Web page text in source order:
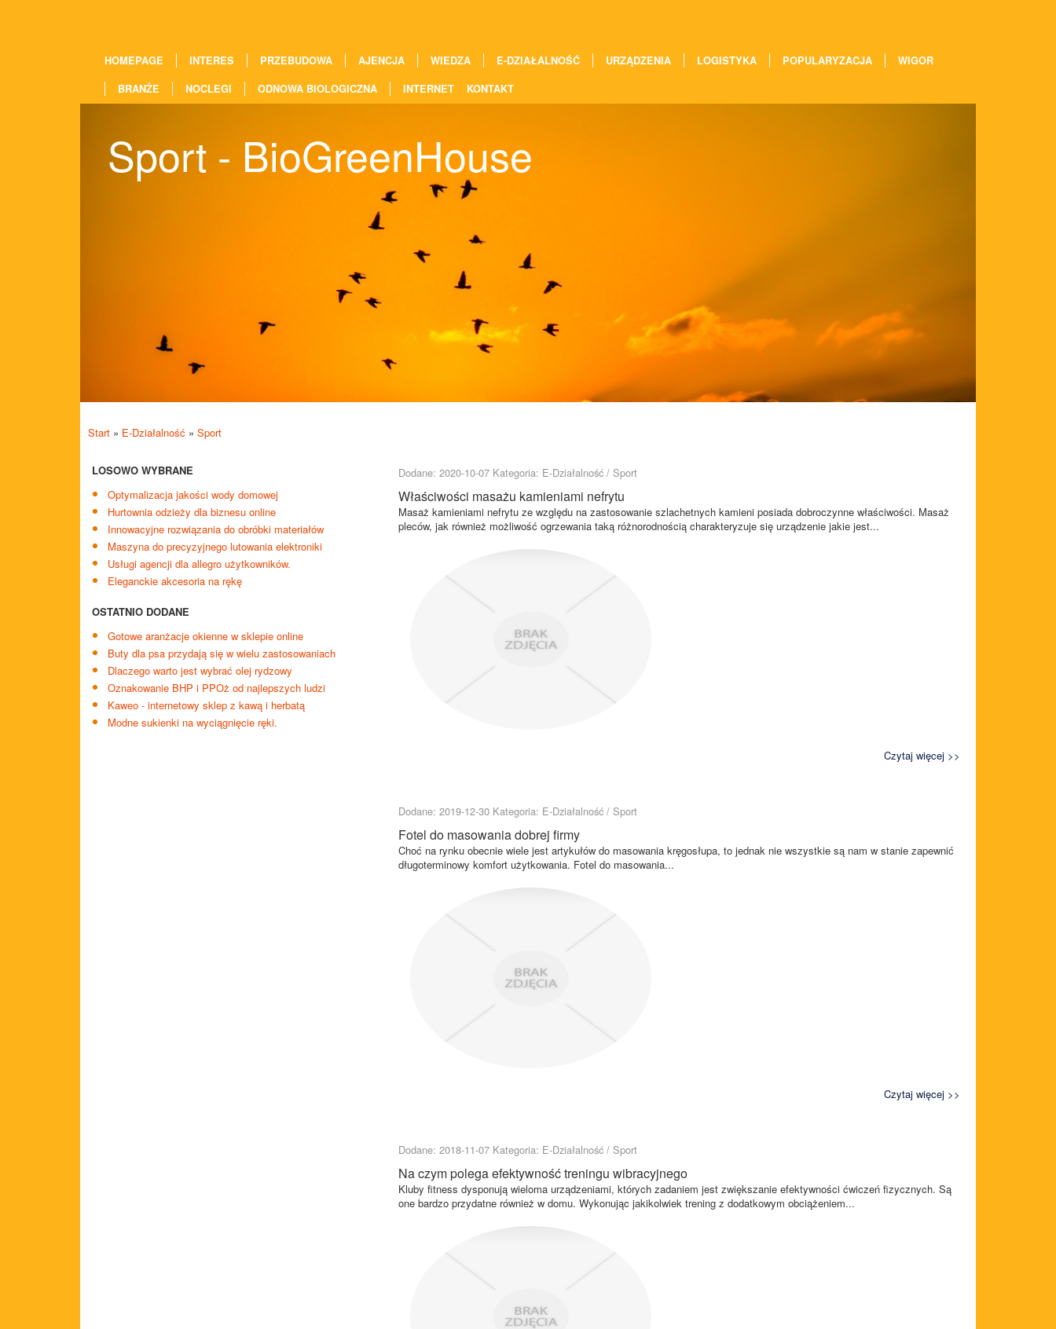
HOMEPAGE INTERES PRZEBUDOWA AJENCJA WIEDZA E-DZIAŁALNOŚĆ URZĄDZENIA LOGISTYKA POPULARYZACJA
WIGOR
BRANŻE
NOCLEGI ODNOWA BIOLOGICZNA INTERNET KONTAKT
Sport - BioGreenHouse
Start » E-Działalność » Sport
LOSOWO WYBRANE
Optymalizacja jakości wody domowej
Hurtownia odzieży dla biznesu online
Innowacyjne rozwiązania do obróbki materiałów
Maszyna do precyzyjnego lutowania elektroniki
Usługi agencji dla allegro użytkowników.
Eleganckie akcesoria na rękę
OSTATNIO DODANE
Gotowe aranżacje okienne w sklepie online
Buty dla psa przydają się w wielu zastosowaniach
Dlaczego warto jest wybrać olej rydzowy
Oznakowanie BHP i PPOż od najlepszych ludzi
Kaweo - internetowy sklep z kawą i herbatą
Modne sukienki na wyciągnięcie ręki.
Dodane: 2020-10-07 Kategoria: E-Działalność / Sport
Właściwości masażu kamieniami nefrytu
Masaż kamieniami nefrytu ze względu na zastosowanie szlachetnych kamieni posiada dobroczynne właściwości. Masaż
pleców, jak również możliwość ogrzewania taką różnorodnością charakteryzuje się urządzenie jakie jest...
Czytaj więcej >>
Dodane: 2019-12-30 Kategoria: E-Działalność / Sport
Fotel do masowania dobrej firmy
Choć na rynku obecnie wiele jest artykułów do masowania kręgosłupa, to jednak nie wszystkie są nam w stanie zapewnić
długoterminowy komfort użytkowania. Fotel do masowania...
Czytaj więcej >>
Dodane: 2018-11-07 Kategoria: E-Działalność / Sport
Na czym polega efektywność treningu wibracyjnego
Kluby fitness dysponują wieloma urządzeniami, których zadaniem jest zwiększanie efektywności ćwiczeń fizycznych. Są
one bardzo przydatne również w domu. Wykonując jakikolwiek trening z dodatkowym obciążeniem...